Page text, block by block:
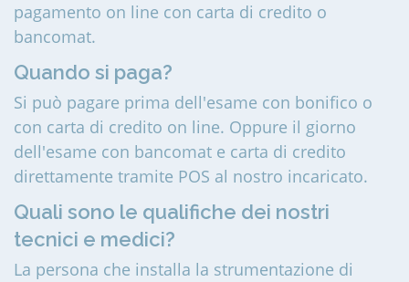
pagamento on line con carta di credito o
bancomat.
Quando si paga?
Si può pagare prima dell'esame con bonifico o
con carta di credito on line. Oppure il giorno
dell'esame con bancomat e carta di credito
direttamente tramite POS al nostro incaricato.
Quali sono le qualifiche dei nostri
tecnici e medici?
La persona che installa la strumentazione di